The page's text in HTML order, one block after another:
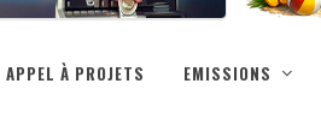
APPEL À PROJETS EMISSIONS